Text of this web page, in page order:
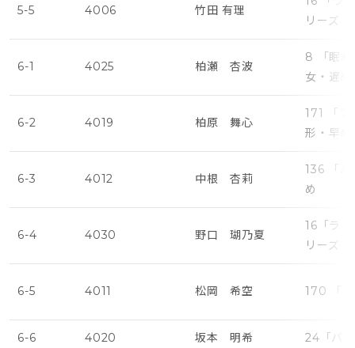
5-5 4006 竹田 有理
リーズ・
6-1 4025 柏瀬 杏波
8 「眠れ
女・遅め
6-2 4019 柏原 舞心
171 「フ
形・早め
6-3 4012 中根 杏莉
136 「パ
め
6-4 4030 野口 瑚乃夏
16「ラ
リーズ・
6-5 4011 松岡 希空 170 「
6-6 4020 坂本 明希 24「パ